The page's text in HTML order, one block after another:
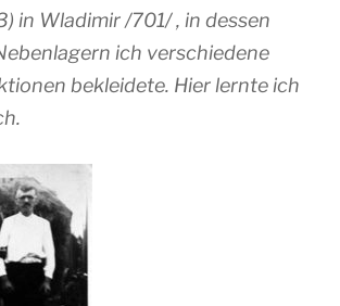
in Wladimir /701/ , in dessen
ich verschiedene
bekleidete. Hier lernte ich